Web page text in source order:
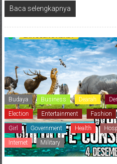
Baca selengkapnya
Budaya Business Dearah
Election Entertainment Fashion
Girl Government Health
Internet Military